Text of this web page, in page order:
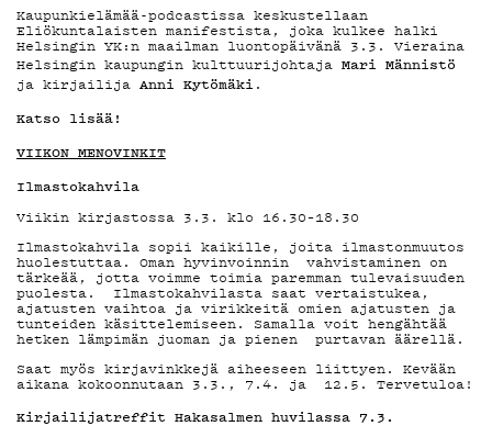
YHTEYSTIEDOT
G LIVELAB
YSTÄVÄKLUBI
TIETOSUOJA
KIRJAUDU SISÄÄN
Kaupunkielämää-podcastissa keskustellaan
Eliökuntalaisten manifestista, joka kulkee halki
Helsingin YK:n maailman luontopäivänä 3.3. Vieraina
Helsingin kaupungin kulttuurijohtaja Mari Männistö
ja kirjailija Anni Kytömäki .
Katso lisää!
VIIKON MENOVINKIT
Ilmastokahvila
Viikin kirjastossa 3.3. klo 16.30–18.30
Ilmastokahvila sopii kaikille, joita ilmastonmuutos
huolestuttaa. Oman hyvinvoinnin vahvistaminen on
tärkeää, jotta voimme toimia paremman tulevaisuuden
puolesta. Ilmastokahvilasta saat vertaistukea,
ajatusten vaihtoa ja virikkeitä omien ajatusten ja
tunteiden käsittelemiseen. Samalla voit hengähtää
hetken lämpimän juoman ja pienen purtavan äärellä.
Saat myös kirjavinkkejä aiheeseen liittyen. Kevään
aikana kokoonnutaan 3.3., 7.4. ja 12.5. Tervetuloa!
Kirjailijatreffit Hakasalmen huvilassa 7.3.